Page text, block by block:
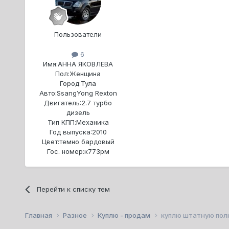
Пользователи
6
Имя:АННА ЯКОВЛЕВА
Пол:Женщина
Город:Тула
Авто:SsangYong Rexton
Двигатель:2.7 турбо
дизель
Тип КПП:Механика
Год выпуска:2010
Цвет:темно бардовый
Гос. номер:к773рм
Перейти к списку тем
Главная Разное Куплю - продам куплю штатную